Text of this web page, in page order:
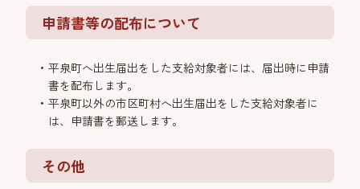
申請書等の配布について
平泉町へ出生届出をした支給対象者には、届出時に申請
書を配布します。
平泉町以外の市区町村へ出生届出をした支給対象者に
は、申請書を郵送します。
その他